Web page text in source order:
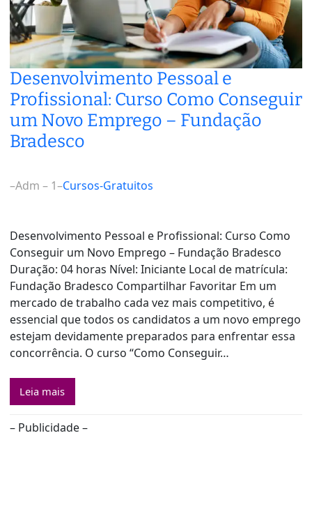
Desenvolvimento Pessoal e
Profissional: Curso Como Conseguir
um Novo Emprego – Fundação
Bradesco
–Adm – 1–Cursos-Gratuitos
Desenvolvimento Pessoal e Profissional: Curso Como
Conseguir um Novo Emprego – Fundação Bradesco
Duração: 04 horas Nível: Iniciante Local de matrícula:
Fundação Bradesco Compartilhar Favoritar Em um
mercado de trabalho cada vez mais competitivo, é
essencial que todos os candidatos a um novo emprego
estejam devidamente preparados para enfrentar essa
concorrência. O curso “Como Conseguir…
Leia mais
– Publicidade –